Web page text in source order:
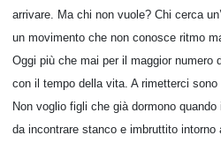
arrivare. Ma chi non vuole? Chi cerca
un movimento che non conosce ritmo
Oggi più che mai per il maggior
con il tempo della vita. A rimetterci
Non voglio figli che già dormono
da incontrare stanco e imbruttito